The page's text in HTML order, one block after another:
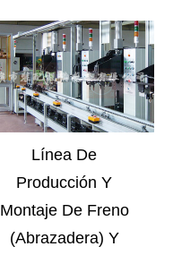
Línea De
Producción Y
Montaje De Freno
(abrazadera) Y